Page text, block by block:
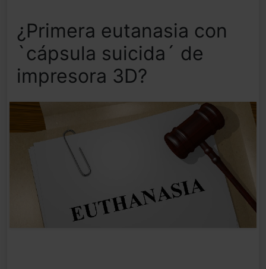
¿Primera eutanasia con
`cápsula suicida´ de
impresora 3D?